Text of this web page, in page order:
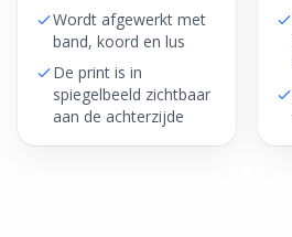
Wordt afgewerkt met
band, koord en lus
De print is in
spiegelbeeld zichtbaar
aan de achterzijde